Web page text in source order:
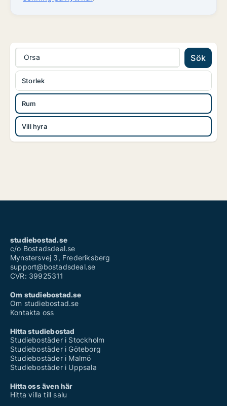
Orsa Sök
Rum
Vill hyra
Storlek
studiebostad.se
c/o Bostadsdeal.se
Mynstersvej 3, Frederiksberg
support@bostadsdeal.se
CVR: 39925311
Om studiebostad.se
Om studiebostad.se
Kontakta oss
Hitta studiebostad
Studiebostäder i Stockholm
Studiebostäder i Göteborg
Studiebostäder i Malmö
Studiebostäder i Uppsala
Hitta oss även här
Hitta villa till salu